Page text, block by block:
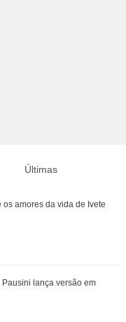
Tom Holland e Zendaya
sofreu acidente de carro
Últimas
amores da vida de Ivete
Pausini lança versão em